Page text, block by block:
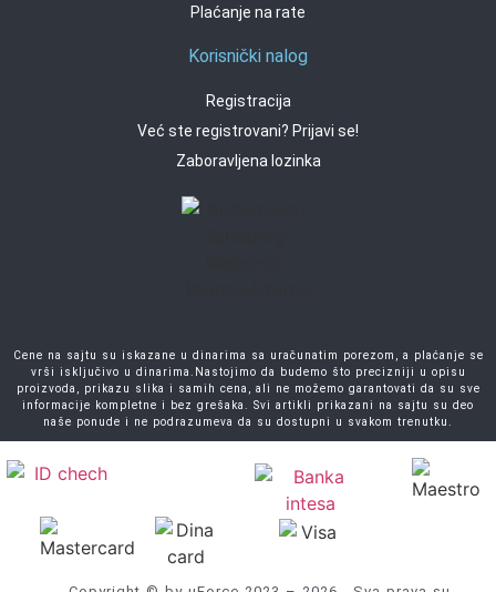
Plaćanje na rate
Korisnički nalog
Registracija
Već ste registrovani? Prijavi se!
Zaboravljena lozinka
Cene na sajtu su iskazane u dinarima sa uračunatim porezom, a plaćanje se
vrši isključivo u dinarima.Nastojimo da budemo što precizniji u opisu
proizvoda, prikazu slika i samih cena, ali ne možemo garantovati da su sve
informacije kompletne i bez grešaka. Svi artikli prikazani na sajtu su deo
naše ponude i ne podrazumeva da su dostupni u svakom trenutku.